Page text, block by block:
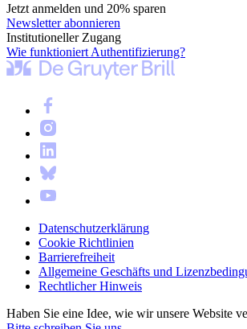
Jetzt anmelden und 20% sparen
Newsletter abonnieren
Institutioneller Zugang
Wie funktioniert Authentifizierung?
Datenschutzerklärung
Cookie Richtlinien
Barrierefreiheit
Allgemeine Geschäfts und
Rechtlicher Hinweis
Haben Sie eine Idee, wie wir unsere Website